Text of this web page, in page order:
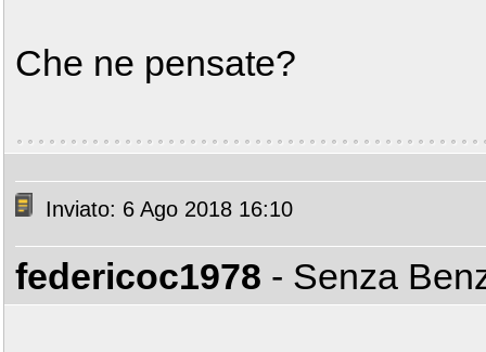
Che ne pensate?
Inviato: 6 Ago 2018 16:10
federicoc1978 - Senza